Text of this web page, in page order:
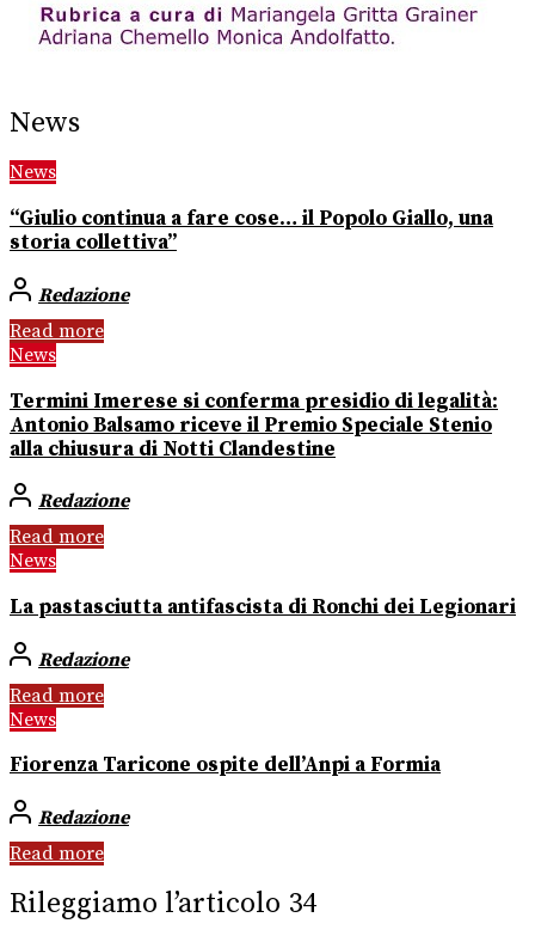
News
News
“Giulio continua a fare cose… il Popolo Giallo, una
storia collettiva”
Redazione
Read more
News
Termini Imerese si conferma presidio di legalità:
Antonio Balsamo riceve il Premio Speciale Stenio
alla chiusura di Notti Clandestine
Redazione
Read more
News
La pastasciutta antifascista di Ronchi dei Legionari
Redazione
Read more
News
Fiorenza Taricone ospite dell’Anpi a Formia
Redazione
Read more
Rileggiamo l’articolo 34